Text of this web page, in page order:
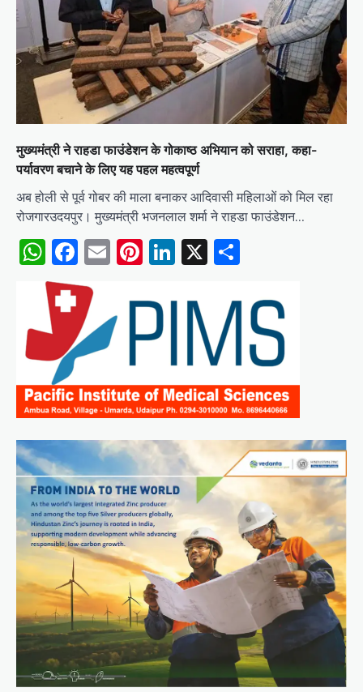
मुख्यमंत्री ने राहडा फाउंडेशन के गोकाष्ठ अभियान को सराहा, कहा-
पर्यावरण बचाने के लिए यह पहल महत्वपूर्ण
अब होली से पूर्व गोबर की माला बनाकर आदिवासी महिलाओं को मिल रहा
रोजगारउदयपुर। मुख्यमंत्री भजनलाल शर्मा ने राहडा फाउंडेशन…
WhatsApp
Facebook
EmailPinterest
LinkedIn
X